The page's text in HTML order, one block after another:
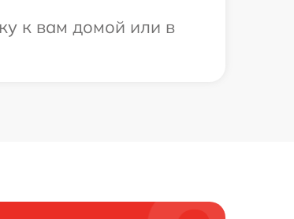
к вам домой или в